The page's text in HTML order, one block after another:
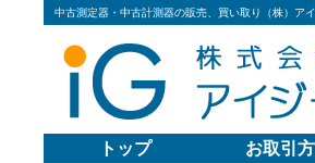
中古測定器・中古計測器の販売、買い取り（株）ア
トップ お取引